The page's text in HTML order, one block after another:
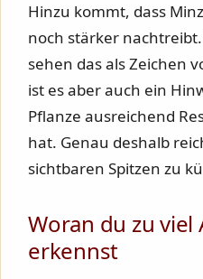
Hinzu kommt, dass
noch stärker nachtreibt.
sehen das als Zeichen
ist es aber auch ein
Pflanze ausreichend
hat. Genau deshalb
sichtbaren Spitzen zu
Woran du zu
erkennst